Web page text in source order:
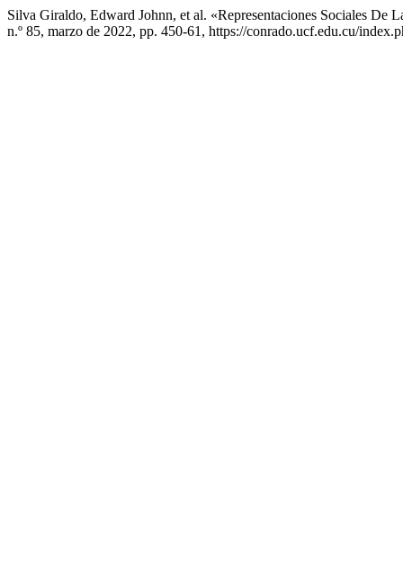
Silva Giraldo, Edward Johnn, et al. «Representaciones Sociales De
n.º 85, marzo de 2022, pp. 450-61, https://conrado.ucf.edu.cu/